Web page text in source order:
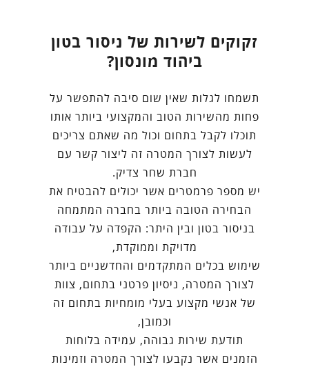
זקוקים לשירות של ניסור בטון
ביהוד מונסון?
תשמחו לגלות שאין שום סיבה להתפשר על
פחות מהשירות הטוב והמקצועי ביותר אותו
תוכלו לקבל בתחום וכול מה שאתם צריכים
לעשות לצורך המטרה זה ליצור קשר עם
חברת שחר צדיק.
יש מספר פרמטרים אשר יכולים להבטיח את
הבחירה הטובה ביותר בחברה המתמחה
בניסור בטון ובין היתר: הקפדה על עבודה
מדויקת וממוקדת,
שימוש בכלים המתקדמים והחדשניים ביותר
לצורך המטרה, ניסיון פרטני בתחום, צוות
של אנשי מקצוע בעלי מומחיות בתחום זה
וכמובן,
תודעת שירות גבוהה, עמידה בלוחות
הזמנים אשר נקבעו לצורך המטרה וזמינות